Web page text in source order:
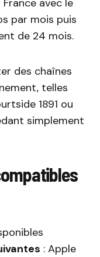
par mois puis
de 24 mois.
des chaînes
telles
1891 ou
simplement
: Apple